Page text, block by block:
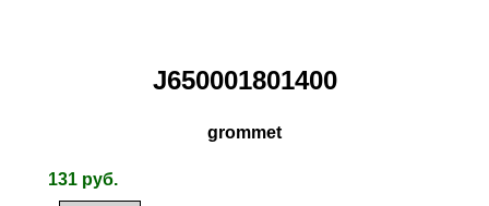
J650001801400
grommet
131 руб.